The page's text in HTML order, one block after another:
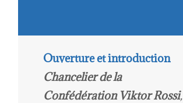
Ouverture et introduction
Chancelier de la
Confédération Viktor Rossi,